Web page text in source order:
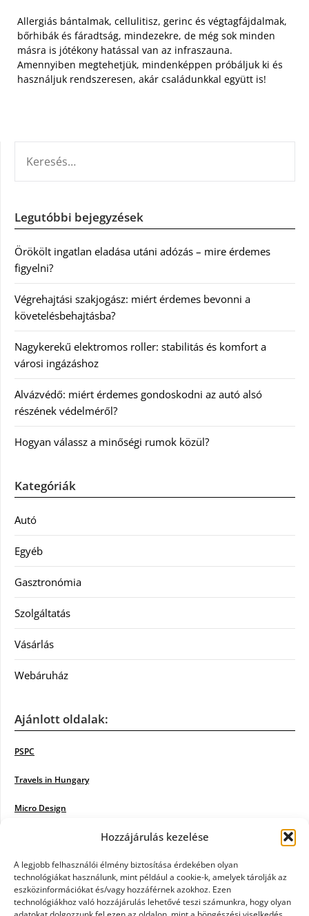
Hozzájárulás kezelése
A legjobb felhasználói élmény biztosítása érdekében olyan
technológiákat használunk, mint például a cookie-k, amelyek tárolják az
eszközinformációkat és/vagy hozzáférnek azokhoz. Ezen
technológiákhoz való hozzájárulás lehetővé teszi számunkra, hogy olyan
Allergiás bántalmak, cellulitisz, gerinc és végtagfájdalmak,
bőrhibák és fáradtság, mindezekre, de még sok minden
másra is jótékony hatással van az infraszauna.
Amennyiben megtehetjük, mindenképpen próbáljuk ki és
használjuk rendszeresen, akár családunkkal együtt is!
Legutóbbi bejegyzések
Örökölt ingatlan eladása utáni adózás – mire érdemes
figyelni?
Végrehajtási szakjogász: miért érdemes bevonni a
követelésbehajtásba?
Nagykerekű elektromos roller: stabilitás és komfort a
városi ingázáshoz
Alvázvédő: miért érdemes gondoskodni az autó alsó
részének védelméről?
Hogyan válassz a minőségi rumok közül?
Kategóriák
Autó
Egyéb
Gasztronómia
Szolgáltatás
Vásárlás
Webáruház
Ajánlott oldalak:
PSPC
Travels in Hungary
Micro Design
Poiwiki
Öntözőrendszer